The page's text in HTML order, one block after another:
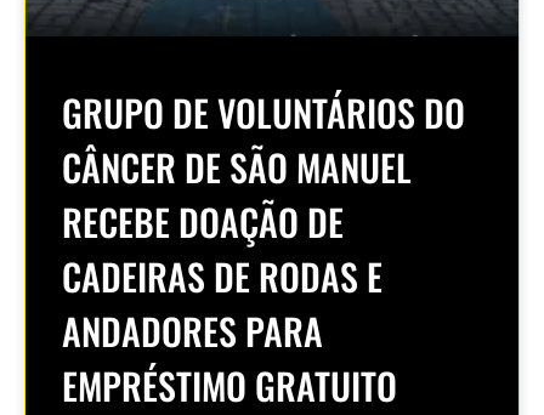
GRUPO DE VOLUNTÁRIOS DO
CÂNCER DE SÃO MANUEL
RECEBE DOAÇÃO DE
CADEIRAS DE RODAS E
ANDADORES PARA
EMPRÉSTIMO GRATUITO